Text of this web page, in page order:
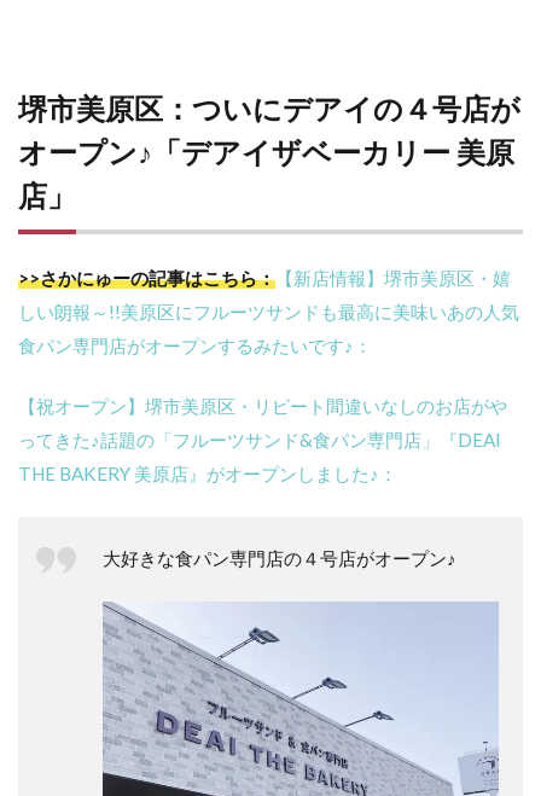
堺市美原区：ついにデアイの４号店が
オープン♪「デアイザベーカリー 美原
店」
>>さかにゅーの記事はこちら： 【新店情報】堺市美原区・嬉
しい朗報～!!美原区にフルーツサンドも最高に美味いあの人気
食パン専門店がオープンするみたいです♪：
【祝オープン】堺市美原区・リピート間違いなしのお店がや
ってきた♪話題の「フルーツサンド&食パン専門店」『DEAI
THE BAKERY 美原店』がオープンしました♪：
大好きな食パン専門店の４号店がオープン♪